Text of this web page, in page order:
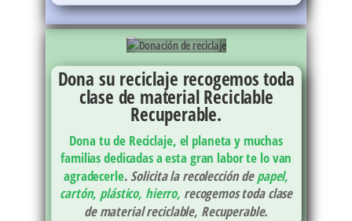
Dona su reciclaje recogemos toda
clase de material Reciclable
Recuperable.
Dona tu de Reciclaje, el planeta y muchas
familias dedicadas a esta gran labor te lo van
agradecerle.Solicita la recolección depapel,
cartón, plástico, hierro, recogemos toda clase
de material reciclable, Recuperable.